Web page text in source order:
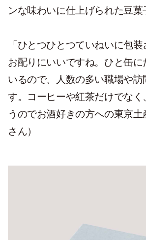
ンな味わいに仕上げられた豆菓
「ひとつひとつていねいに包
お配りにいいですね。ひと缶に
いるので、人数の多い職場や訪
す。コーヒーや紅茶だけでなく
うのでお酒好きの方への東京
さん）